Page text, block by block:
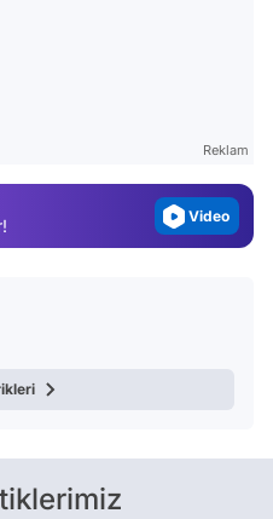
Reklam
Magazin
Video
Test